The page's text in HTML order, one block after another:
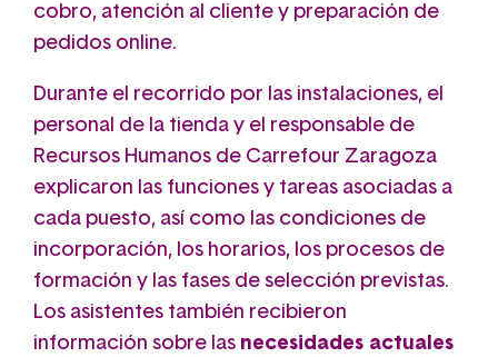
cobro, atención al cliente y preparación de
pedidos online.
Durante el recorrido por las instalaciones, el
personal de la tienda y el responsable de
Recursos Humanos de Carrefour Zaragoza
explicaron las funciones y tareas asociadas a
cada puesto, así como las condiciones de
incorporación, los horarios, los procesos de
formación y las fases de selección previstas.
Los asistentes también recibieron
información sobre las necesidades actuales